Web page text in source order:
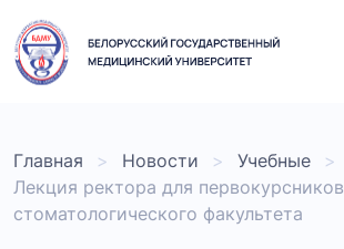
Главная Новости
Учебные
Лекция ректора для первокурсников
стоматологического факультета